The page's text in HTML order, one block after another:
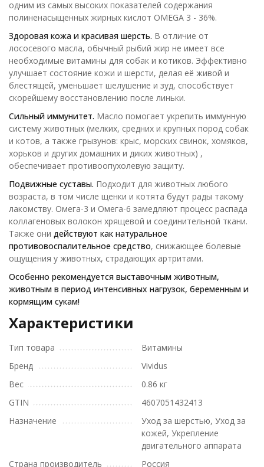
одним из самых высоких показателей содержания
полиненасыщенных жирных кислот OMEGA 3 - 36%.
Здоровая кожа и красивая шерсть. В отличие от
лососевого масла, обычный рыбий жир не имеет все
необходимые витамины для собак и котиков. Эффективно
улучшает состояние кожи и шерсти, делая её живой и
блестящей, уменьшает шелушение и зуд, способствует
скорейшему восстановлению после линьки.
Сильный иммунитет. Масло помогает укрепить иммунную
систему животных (мелких, средних и крупных пород собак
и котов, а также грызунов: крыс, морских свинок, хомяков,
хорьков и других домашних и диких животных) ,
обеспечивает противоопухолевую защиту.
Подвижные суставы. Подходит для животных любого
возраста, в том числе щенки и котята будут рады такому
лакомству. Омега-3 и Омега-6 замедляют процесс распада
коллагеновых волокон хрящевой и соединительной ткани.
Также они действуют как натуральное
противовоспалительное средство, снижающее болевые
ощущения у животных, страдающих артритами.
Особенно рекомендуется выставочным животным,
животным в период интенсивных нагрузок, беременным и
кормящим сукам!
Характеристики
Тип товара
Витамины
Бренд
Vividus
Вес
0.86 кг
GTIN
4607051432413
Назначение
Уход за шерстью, Уход за
кожей, Укрепление
двигательного аппарата
Страна производитель
Россия